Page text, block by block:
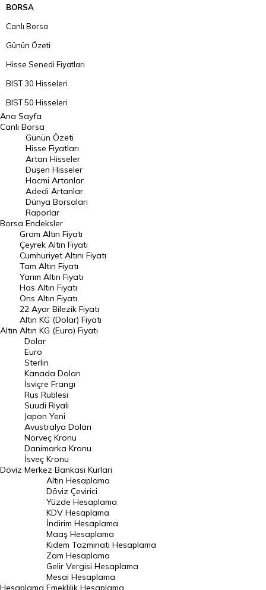
BORSA
Canlı Borsa
Günün Özeti
Hisse Senedi Fiyatları
BIST 30 Hisseleri
BIST 50 Hisseleri
BIST 100 Hisseleri
En Çok Artan Hisseler
En Çok Düşen Hisseler
Hacmi Artanlar
Geçmiş Kapanışlar
Dünya Borsaları
Raporlar
Endeksler
DÖVİZ
Döviz Kuru
Dolar Kuru
Euro Kuru
Pound Kuru
Frank Kuru
Riyal Kuru
Avustralya Doları
Danimarka Kronu Kuru
Kanada Doları Kuru
Norveç Kronu Kuru
İsveç Kronu Kuru
Japon Yeni Kuru
Serbest Piyasa Döviz Kurları
Merkez Bankası Döviz Kurları
Ana Sayfa
Canlı Borsa
Borsa
Günün Özeti
Hisse Fiyatları
Artan Hisseler
Düşen Hisseler
Hacmi Artanlar
Adedi Artanlar
Dünya Borsaları
Raporlar
Endeksler
Altın
Gram Altın Fiyatı
Çeyrek Altın Fiyatı
Cumhuriyet Altını Fiyatı
Tam Altın Fiyatı
Yarım Altın Fiyatı
Has Altın Fiyatı
Ons Altın Fiyatı
22 Ayar Bilezik Fiyatı
Altın KG (Dolar) Fiyatı
Altın KG (Euro) Fiyatı
Döviz
Dolar
Euro
Sterlin
Kanada Doları
İsviçre Frangı
Rus Rublesi
Suudi Riyali
Japon Yeni
Avustralya Doları
Norveç Kronu
Danimarka Kronu
İsveç Kronu
Merkez Bankası Kurlari
Hesaplama
Altın Hesaplama
Döviz Çevirici
Yüzde Hesaplama
KDV Hesaplama
İndirim Hesaplama
Maaş Hesaplama
Kıdem Tazminatı Hesaplama
Zam Hesaplama
Gelir Vergisi Hesaplama
Mesai Hesaplama
Emeklilik Hesaplama